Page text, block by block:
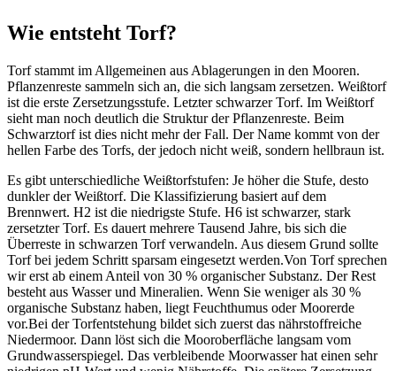
Wie entsteht Torf?
Torf stammt im Allgemeinen aus Ablagerungen in den Mooren.
Pflanzenreste sammeln sich an, die sich langsam zersetzen. Weißtorf
ist die erste Zersetzungsstufe. Letzter schwarzer Torf. Im Weißtorf
sieht man noch deutlich die Struktur der Pflanzenreste. Beim
Schwarztorf ist dies nicht mehr der Fall. Der Name kommt von der
hellen Farbe des Torfs, der jedoch nicht weiß, sondern hellbraun ist.
Es gibt unterschiedliche Weißtorfstufen: Je höher die Stufe, desto
dunkler der Weißtorf. Die Klassifizierung basiert auf dem
Brennwert. H2 ist die niedrigste Stufe. H6 ist schwarzer, stark
zersetzter Torf. Es dauert mehrere Tausend Jahre, bis sich die
Überreste in schwarzen Torf verwandeln. Aus diesem Grund sollte
Torf bei jedem Schritt sparsam eingesetzt werden.Von Torf sprechen
wir erst ab einem Anteil von 30 % organischer Substanz. Der Rest
besteht aus Wasser und Mineralien. Wenn Sie weniger als 30 %
organische Substanz haben, liegt Feuchthumus oder Moorerde
vor.Bei der Torfentstehung bildet sich zuerst das nährstoffreiche
Niedermoor. Dann löst sich die Mooroberfläche langsam vom
Grundwasserspiegel. Das verbleibende Moorwasser hat einen sehr